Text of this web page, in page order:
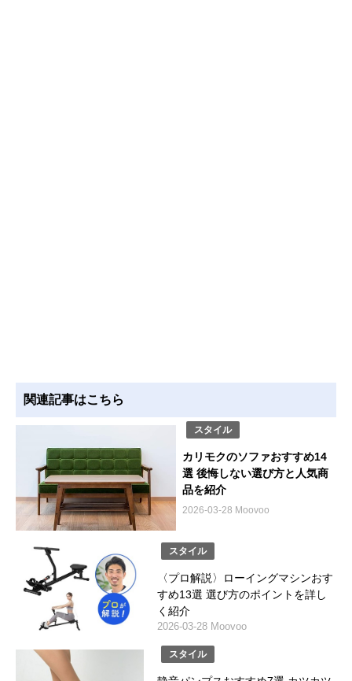
関連記事はこちら
スタイル
カリモクのソファおすすめ14
選 後悔しない選び方と人気商
品を紹介
2026-03-28 Moovoo
スタイル
〈プロ解説〉ローイングマシンおす
すめ13選 選び方のポイントを詳し
く紹介
2026-03-28 Moovoo
スタイル